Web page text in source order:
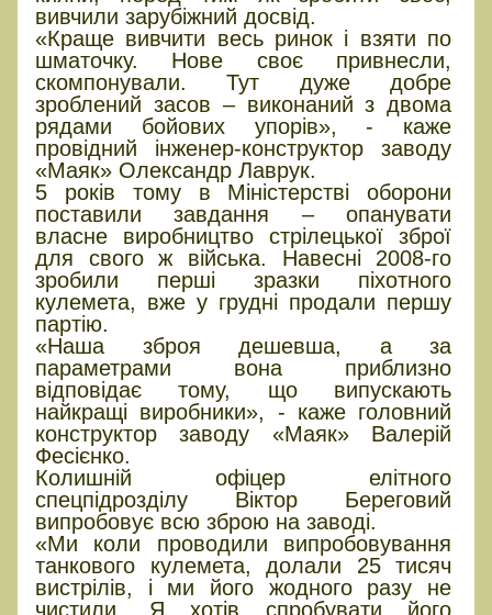
вивчили зарубіжний досвід.
«Краще вивчити весь ринок і взяти по
шматочку. Нове своє привнесли,
скомпонували. Тут дуже добре
зроблений засов – виконаний з двома
рядами бойових упорів», - каже
провідний інженер-конструктор заводу
«Маяк» Олександр Лаврук.
5 років тому в Міністерстві оборони
поставили завдання – опанувати
власне виробництво стрілецької зброї
для свого ж війська. Навесні 2008-го
зробили перші зразки піхотного
кулемета, вже у грудні продали першу
партію.
«Наша зброя дешевша, а за
параметрами вона приблизно
відповідає тому, що випускають
найкращі виробники», - каже головний
конструктор заводу «Маяк» Валерій
Фесієнко.
Колишній офіцер елітного
спецпідрозділу Віктор Береговий
випробовує всю зброю на заводі.
«Ми коли проводили випробовування
танкового кулемета, долали 25 тисяч
вистрілів, і ми його жодного разу не
чистили. Я хотів спробувати його